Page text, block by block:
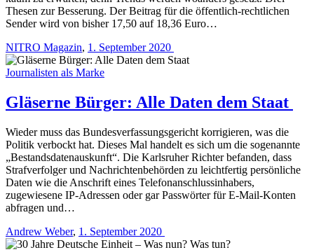
Thesen zur Besserung. Der Beitrag für die öffentlich-rechtlichen
Sender wird von bisher 17,50 auf 18,36 Euro…
NITRO Magazin, 1. September 2020
Journalisten als Marke
Gläserne Bürger: Alle Daten dem Staat
Wieder muss das Bundesverfassungsgericht korrigieren, was die
Politik verbockt hat. Dieses Mal handelt es sich um die sogenannte
„Bestandsdatenauskunft“. Die Karlsruher Richter befanden, dass
Strafverfolger und Nachrichtenbehörden zu leichtfertig persönliche
Daten wie die Anschrift eines Telefonanschlussinhabers,
zugewiesene IP-Adressen oder gar Passwörter für E-Mail-Konten
abfragen und…
Andrew Weber, 1. September 2020